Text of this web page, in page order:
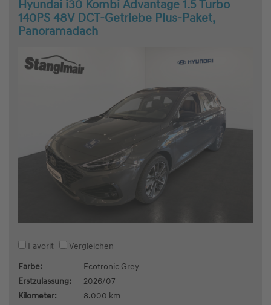
Hyundai i30 Kombi Advantage 1.5 Turbo
140PS 48V DCT-Getriebe Plus-Paket,
Panoramadach
Favorit
Vergleichen
Farbe:
Ecotronic Grey
Erstzulassung:
2026/07
Kilometer:
8.000 km